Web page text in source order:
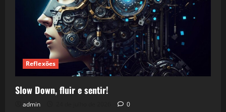
Reflexões
Slow Down, fluir e sentir!
admin 0